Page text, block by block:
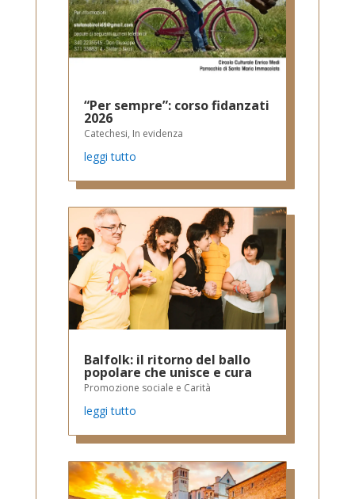
“Per sempre”: corso fidanzati
2026
Catechesi, In evidenza
leggi tutto
Balfolk: il ritorno del ballo
popolare che unisce e cura
Promozione sociale e Carità
leggi tutto